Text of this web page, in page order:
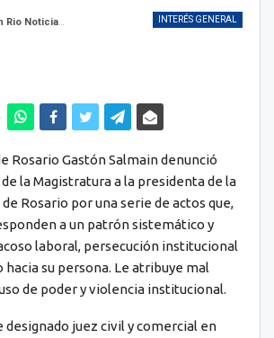
INTERÉS GENERAL
Noticias OK
Rosario Gastón Salmain denunció
la Magistratura a la presidenta de la
Rosario por una serie de actos que,
a un patrón sistemático y
laboral, persecución institucional
su persona. Le atribuye mal
de poder y violencia institucional.
designado juez civil y comercial en